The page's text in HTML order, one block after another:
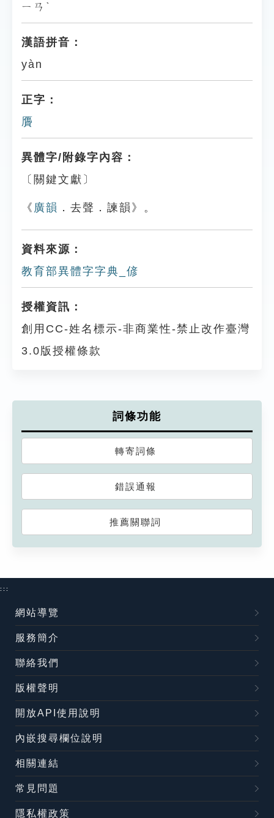
ㄧㄢˋ
漢語拼音：
yàn
正字：
贗
異體字/附錄字內容：
〔關鍵文獻〕
《 廣韻 ．去聲．諫韻》。
資料來源：
教育部異體字字典_偐
授權資訊：
創用CC-姓名標示-非商業性-禁止改作臺灣
3.0版授權條款
詞條功能
轉寄詞條
錯誤通報
推薦關聯詞
:::
網站導覽
服務簡介
聯絡我們
版權聲明
開放API使用說明
內嵌搜尋欄位說明
相關連結
常見問題
隱私權政策